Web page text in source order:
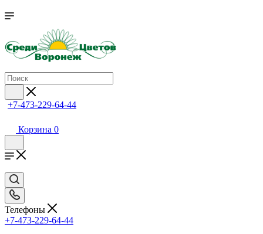
+7-473-229-64-44
Корзина 0
Телефоны
+7-473-229-64-44